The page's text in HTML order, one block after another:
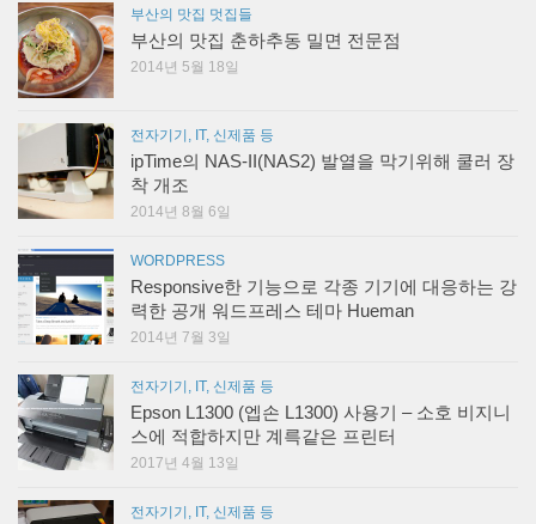
부산의 맛집 멋집들
부산의 맛집 춘하추동 밀면 전문점
2014년 5월 18일
전자기기, IT, 신제품 등
ipTime의 NAS-II(NAS2) 발열을 막기위해 쿨러 장
착 개조
2014년 8월 6일
WORDPRESS
Responsive한 기능으로 각종 기기에 대응하는 강
력한 공개 워드프레스 테마 Hueman
2014년 7월 3일
전자기기, IT, 신제품 등
Epson L1300 (엡손 L1300) 사용기 – 소호 비지니
스에 적합하지만 계륵같은 프린터
2017년 4월 13일
전자기기, IT, 신제품 등